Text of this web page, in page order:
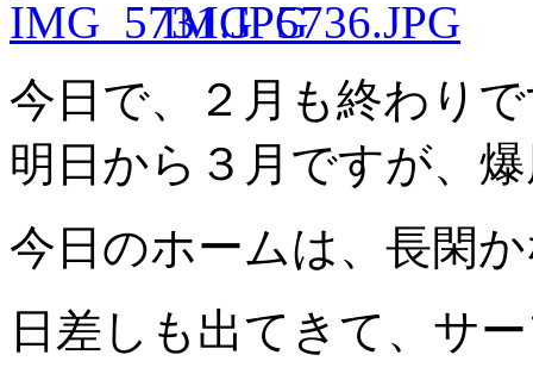
今日で、２月も終わり
明日から３月ですが、
今日のホームは、長閑
日差しも出てきて、サ